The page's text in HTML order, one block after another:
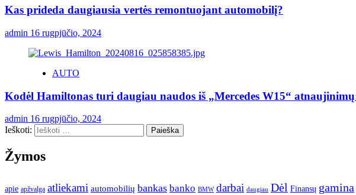
Kas prideda daugiausia vertės remontuojant automobilį?
admin 16 rugpjūčio, 2024
AUTO
Kodėl Hamiltonas turi daugiau naudos iš „Mercedes W15“
admin 16 rugpjūčio, 2024
Ieškoti:
Žymos
apie apžvalga atliekami automobilių bankas banko BMW darbai daugiau Dėl Finansų gamina